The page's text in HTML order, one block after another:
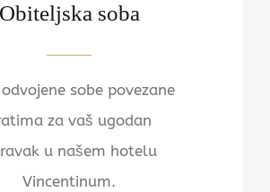
Obiteljska soba
sobe povezane
za vaš ugodan
u našem hotelu
Vincentinum.